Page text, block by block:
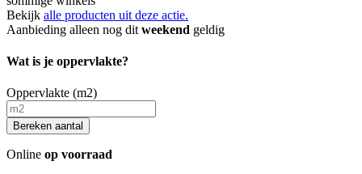
Bekijk alle producten uit deze actie.
Aanbieding alleen nog dit weekend geldig
Wat is je oppervlakte?
Oppervlakte (m2)
Bereken aantal
Online op voorraad